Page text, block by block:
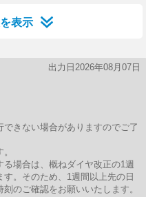
表示
出力日2026年08月07日
きない場合がありますのでご了
場合は、概ねダイヤ改正の1週
。そのため、1週間以上先の日
のご確認をお願いいたします。